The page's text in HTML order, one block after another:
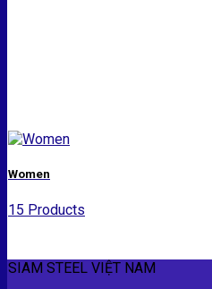
Women
15 Products
SIAM STEEL VIỆT NAM